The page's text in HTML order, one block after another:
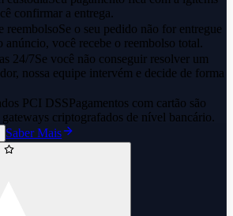
confirmar a entrega.
reembolsoSe o seu pedido não for entregue
anúncio, você recebe o reembolso total.
24/7Se você não conseguir resolver um
nossa equipe intervém e decide de forma
PCI DSSPagamentos com cartão são
gateways criptografados de nível bancário.
Saber Mais